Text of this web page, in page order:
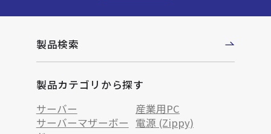
製品検索
製品カテゴリから探す
サーバー
産業用PC
サーバーマザーボー 電源 (Zippy)